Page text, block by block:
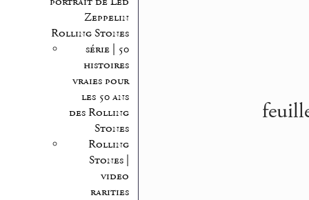
Zeppelin
Rolling Stones
série | 50
histoires
vraies pour
les 50 ans
des Rolling
Stones
Rolling
Stones |
video
rarities